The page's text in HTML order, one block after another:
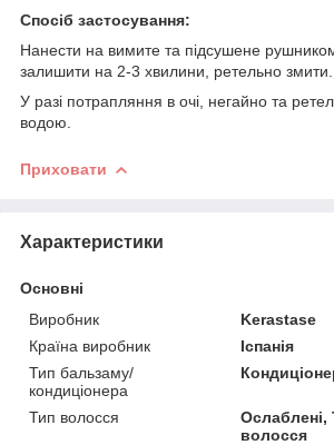
Спосіб застосування:
Нанести на вимите та підсушене
залишити на 2-3 хвилини, ретельно змити.
У разі потрапляння в очі, негайно та
водою.
Приховати
Характеристики
Основні
Виробник
Kerastase
Країна виробник
Іспанія
Тип бальзаму/
кондиціонера
Тип волосся
Ослаблені,
волосся